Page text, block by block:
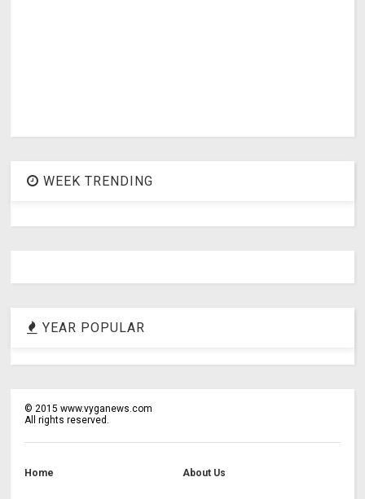
WEEK TRENDING
YEAR POPULAR
©2015 www.vyganews.com
All rights reserved.
Home About Us